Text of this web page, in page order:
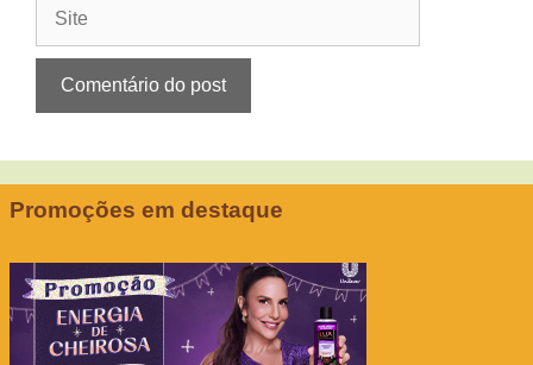
Promoções em destaque